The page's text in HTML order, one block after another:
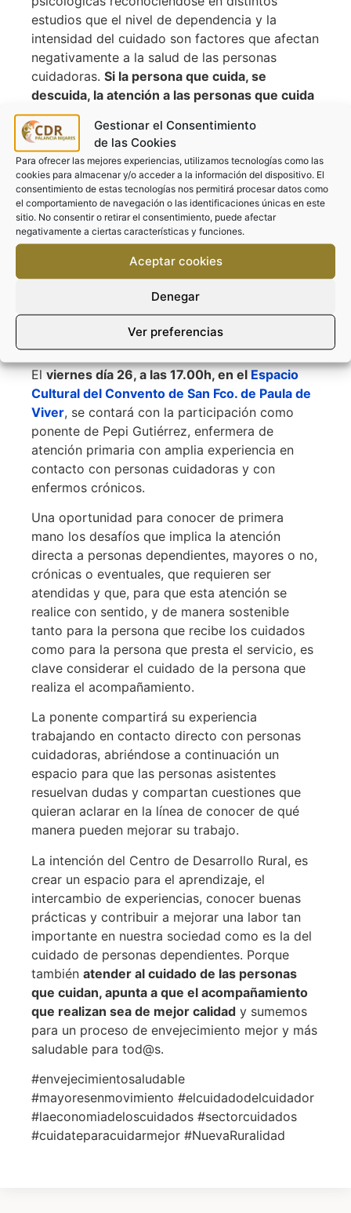
Gestionar el Consentimiento
de las Cookies
Para ofrecer las mejores experiencias, utilizamos tecnologías como las
cookies para almacenar y/o acceder a la información del dispositivo. El
consentimiento de estas tecnologías nos permitirá procesar datos como
el comportamiento de navegación o las identificaciones únicas en este
sitio. No consentir o retirar el consentimiento, puede afectar
negativamente a ciertas características y funciones.
Aceptar cookies
Denegar
Ver preferencias
estudios que el nivel de dependencia y la
intensidad del cuidado son factores que afectan
negativamente a la salud de las personas
cuidadoras. Si la persona que cuida, se
descuida, la atención a las personas que cuida
no es sostenible en el tiempo
Por esta razón, y a la vista de los datos que se
han indicado anteriormente, incluir prácticas de
autocuidado, de autorregulación, y conferir un
contexto que dote de herramientas y recursos
para la gestión tanto logística, como técnica y
también psicoemocional de la labor de las
personas cuidadoras, es fundamental para
desarrollar una tarea de calidad que ponga a
todas las personas en el centro. Las que son
cuidadas, y las que cuidan.
Elviernes día 26, a las 17.00h, en elEspacio
Cultural del Convento de San Fco. de Paula de
Viver, se contará con la participación como
ponente de Pepi Gutiérrez, enfermera de
atención primaria con amplia experiencia en
contacto con personas cuidadoras y con
enfermos crónicos.
Una oportunidad para conocer de primera
mano los desafíos que implica la atención
directa a personas dependientes, mayores o no,
crónicas o eventuales, que requieren ser
atendidas y que, para que esta atención se
realice con sentido, y de manera sostenible
tanto para la persona que recibe los cuidados
como para la persona que presta el servicio, es
clave considerar el cuidado de la persona que
realiza el acompañamiento.
La ponente compartirá su experiencia
trabajando en contacto directo con personas
cuidadoras, abriéndose a continuación un
espacio para que las personas asistentes
resuelvan dudas y compartan cuestiones que
quieran aclarar en la línea de conocer de qué
manera pueden mejorar su trabajo.
La intención del Centro de Desarrollo Rural, es
crear un espacio para el aprendizaje, el
intercambio de experiencias, conocer buenas
prácticas y contribuir a mejorar una labor tan
importante en nuestra sociedad como es la del
cuidado de personas dependientes. Porque
también atender al cuidado de las personas
que cuidan, apunta a que el acompañamiento
que realizan sea de mejor calidad y sumemos
para un proceso de envejecimiento mejor y más
saludable para tod@s.
#envejecimientosaludable
#mayoresenmovimiento #elcuidadodelcuidador
#laeconomiadeloscuidados #sectorcuidados
#cuidateparacuidarmejor #NuevaRuralidad